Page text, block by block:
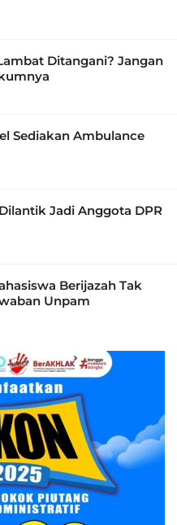
Ditangani? Jangan
Sediakan Ambulance
Jadi Anggota DPR
Berijazah Tak
Unpam